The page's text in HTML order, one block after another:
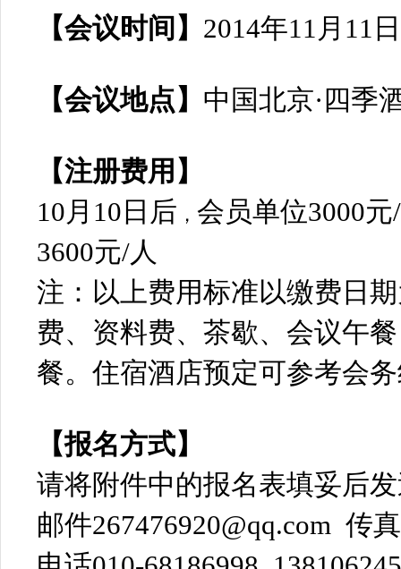
【会议时间】 2014年11月11
【会议地点】 中国北京·四季
【注册费用】
10月10日后 ， 会员单位3000
3600元/人
注：以上费用标准以缴费日
费、资料费、茶歇、会议午
餐。住宿酒店预定可参考会
【报名方式】
请将附件中的报名表填妥后
邮件267476920@qq.com 传